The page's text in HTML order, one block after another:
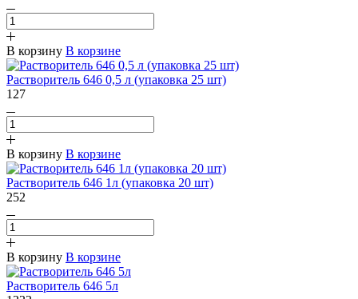
В корзину В корзине
Растворитель 646 0,5 л (упаковка 25 шт)
127
В корзину В корзине
Растворитель 646 1л (упаковка 20 шт)
252
В корзину В корзине
Растворитель 646 5л